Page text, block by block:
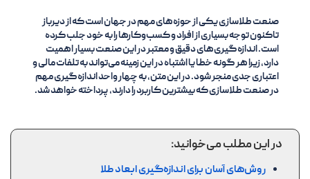
صنعت طلا‌سازی یکی از حوزه‌های مهم در جهان است که از دیرباز
تاکنون توجه بسیاری از افراد و کسب‌وکارها را به خود جلب کرده
است. اندازه‌گیری‌های دقیق و معتبر در این صنعت بسیار اهمیت
دارد، زیرا هر گونه خطا یا اشتباه در این زمینه می‌تواند به تلفات مالی و
اعتباری جدی منجر شود. در این متن، به چهار واحد اندازه‌گیری مهم
در صنعت طلا‌سازی که بیشترین کاربرد را دارند، پرداخته خواهد شد.
در این مطلب می‌خوانید:
روش‌های آسان برای اندازه‌گیری ابعاد طلا